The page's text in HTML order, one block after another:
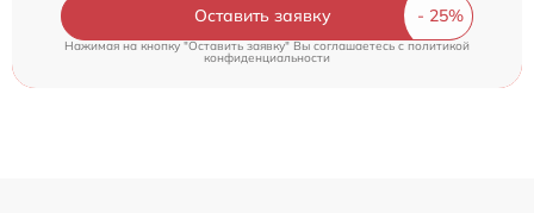
Оставить заявку
Нажимая на кнопку "Оставить заявку" Вы соглашаетесь cполитикой
конфиденциальности